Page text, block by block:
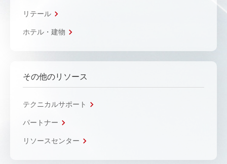
リテール
ホテル・建物
その他のリソース
テクニカルサポート
パートナー
リソースセンター